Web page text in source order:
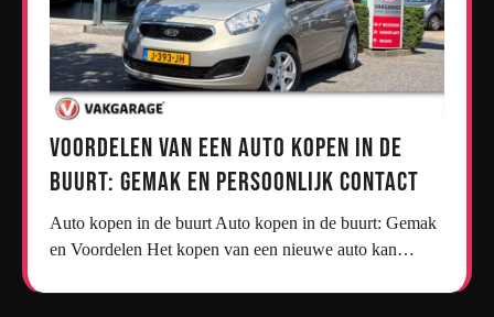
Voordelen van een Auto Kopen in de
Buurt: Gemak en Persoonlijk Contact
Auto kopen in de buurt Auto kopen in de buurt: Gemak
en Voordelen Het kopen van een nieuwe auto kan…